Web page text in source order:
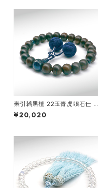
素引縞黒檀 22玉青虎眼石仕 立
釈迦凡天
¥20,020